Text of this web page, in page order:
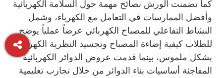
كما تضمنت الورش نصائح مهمة حول السلامة الكهربائية
وأفضل الممارسات في التعامل مع الكهرباء، وشمل
النشاط التفاعلي للمصباح الكهربائي عرضاً عملياً يوضح
للطلاب كيفية إضاءة المصباح وتجسيد النظرية الكهربائية
بشكل ملموس، بينما قدمت عروض الدوائر الكهربائية
المفاجئة أساسيات بناء الدوائر من خلال تجارب تعليمية